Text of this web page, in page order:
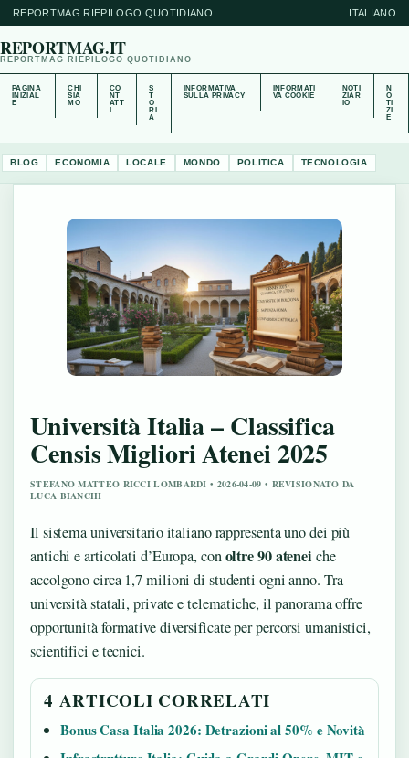
REPORTMAG RIEPILOGO QUOTIDIANO ITALIANO
REPORTMAG.IT
REPORTMAG RIEPILOGO QUOTIDIANO
PAGINA
INIZIAL
E
CHI
SIA
MO
CO
NT
ATT
S
T
O
RI
A
INFORMATIVA
SULLA PRIVACY
INFORMATI
VA COOKIE
NOTI
ZIAR
IO
N
O
TI
ZI
E
BLOG ECONOMIA LOCALE MONDO POLITICA TECNOLOGIA
Università Italia – Classifica
Censis Migliori Atenei 2025
STEFANO MATTEO RICCI LOMBARDI • 2026-04-09 • REVISIONATO DA
LUCA BIANCHI
Il sistema universitario italiano rappresenta uno dei più
antichi e articolati d’Europa, conoltre 90 atenei che
accolgono circa 1,7 milioni di studenti ogni anno. Tra
università statali, private e telematiche, il panorama offre
opportunità formative diversificate per percorsi umanistici,
scientifici e tecnici.
4 ARTICOLI CORRELATI
Bonus Casa Italia 2026: Detrazioni al 50% e Novità